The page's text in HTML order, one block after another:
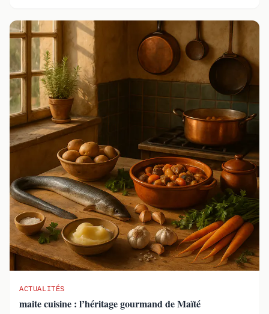
ACTUALITÉS
maite cuisine : l’héritage gourmand de Maïté